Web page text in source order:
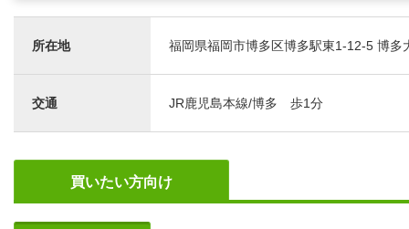
所在地 福岡県福岡市博多区博多駅東1-12-5 博多
交通 JR鹿児島本線/博多 歩1分
買いたい方向け